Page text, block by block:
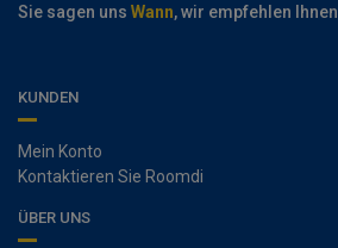
Sie sagen uns Wann, wir empfehlen Ihnen
KUNDEN
Mein Konto
Kontaktieren Sie Roomdi
ÜBER UNS